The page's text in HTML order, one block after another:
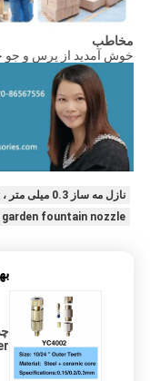
مخاطب
خوش آمدید از پرس و جو
نازل مه ساز 0.3 میلی متر ، نازل چشمه باغ 0.3 میلی متر
garden fountain nozzle